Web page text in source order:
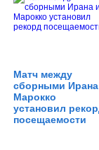
Матч между
сборными
Марокко
установил
посещаемости